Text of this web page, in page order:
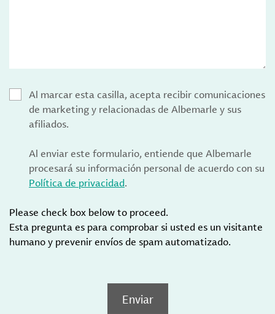
Al marcar esta casilla, acepta recibir comunicaciones
de marketing y relacionadas de Albemarle y sus
afiliados.
Al enviar este formulario, entiende que Albemarle
procesará su información personal de acuerdo con su
Política de privacidad.
Please check box below to proceed.
Esta pregunta es para comprobar si usted es un visitante
humano y prevenir envíos de spam automatizado.
Enviar